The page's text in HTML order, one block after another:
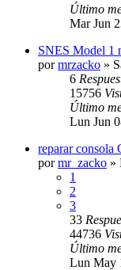
Último
Mar Jun
SNES Model 1
pormrzacko »
6
15756
Último
Lun Jun
reparar
pormr_zacko »
1
2
3
33
44736
Último
Lun May